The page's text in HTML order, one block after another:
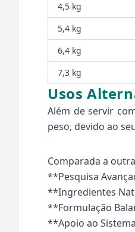
4,5 kg
5,4 kg
6,4 kg
7,3 kg
Usos
Além de servir
peso, devido ao
Comparada a
**Pesquisa
**Ingredientes
**Formulação
**Apoio ao